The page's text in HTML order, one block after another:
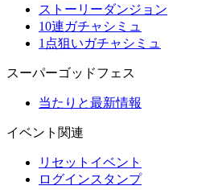
ストーリーダンジョン
10連ガチャシミュ
1点狙いガチャシミュ
スーパーゴッドフェス
当たりと最新情報
イベント関連
リセットイベント
ログインスタンプ